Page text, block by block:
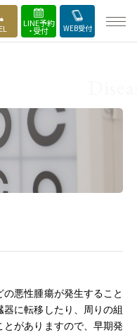
LINE予約
・受付 WEB受付
悪性腫瘍が発生すること
に転移したり、周りの組
がありますので、早期発